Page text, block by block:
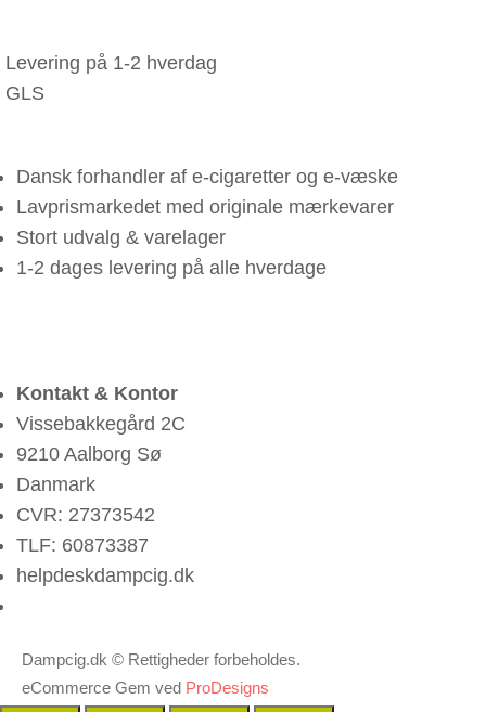
Levering på 1-2 hverdag
GLS
Dansk forhandler af e-cigaretter og e-væske
Lavprismarkedet med originale mærkevarer
Stort udvalg & varelager
1-2 dages levering på alle hverdage
Kontakt & Kontor
Vissebakkegård 2C
9210 Aalborg Sø
Danmark
CVR: 27373542
TLF: 60873387
helpdeskdampcig.dk
Dampcig.dk © Rettigheder forbeholdes.
eCommerce Gem ved ProDesigns